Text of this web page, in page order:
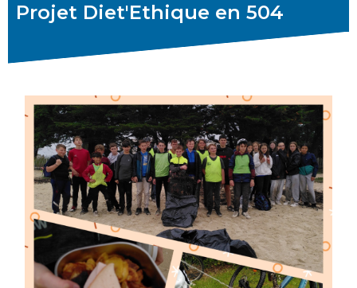
Projet Diet'Ethique en 504